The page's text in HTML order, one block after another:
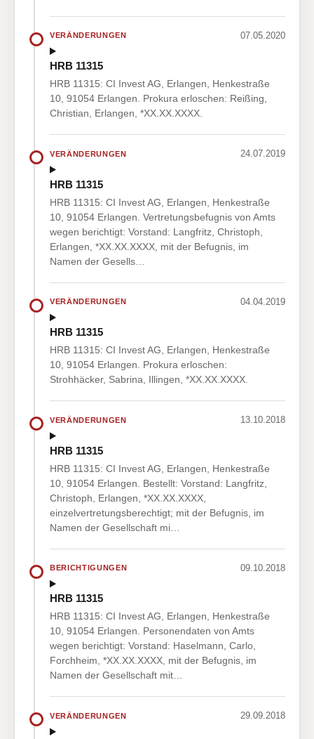
VERÄNDERUNGEN 07.05.2020
HRB 11315
HRB 11315: CI Invest AG, Erlangen, Henkestraße
10, 91054 Erlangen. Prokura erloschen: Reißing,
Christian, Erlangen, *XX.XX.XXXX.
VERÄNDERUNGEN 24.07.2019
HRB 11315
HRB 11315: CI Invest AG, Erlangen, Henkestraße
10, 91054 Erlangen. Vertretungsbefugnis von Amts
wegen berichtigt: Vorstand: Langfritz, Christoph,
Erlangen, *XX.XX.XXXX, mit der Befugnis, im
Namen der Gesells…
VERÄNDERUNGEN 04.04.2019
HRB 11315
HRB 11315: CI Invest AG, Erlangen, Henkestraße
10, 91054 Erlangen. Prokura erloschen:
Strohhäcker, Sabrina, Illingen, *XX.XX.XXXX.
VERÄNDERUNGEN 13.10.2018
HRB 11315
HRB 11315: CI Invest AG, Erlangen, Henkestraße
10, 91054 Erlangen. Bestellt: Vorstand: Langfritz,
Christoph, Erlangen, *XX.XX.XXXX,
einzelvertretungsberechtigt; mit der Befugnis, im
Namen der Gesellschaft mi…
BERICHTIGUNGEN 09.10.2018
HRB 11315
HRB 11315: CI Invest AG, Erlangen, Henkestraße
10, 91054 Erlangen. Personendaten von Amts
wegen berichtigt: Vorstand: Haselmann, Carlo,
Forchheim, *XX.XX.XXXX, mit der Befugnis, im
Namen der Gesellschaft mit…
VERÄNDERUNGEN 29.09.2018